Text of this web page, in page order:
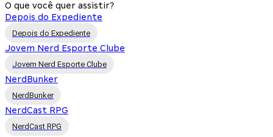
O que você quer assistir?
Depois do Expediente
Depois do Expediente
Jovem Nerd Esporte Clube
Jovem Nerd Esporte Clube
NerdBunker
NerdBunker
NerdCast RPG
NerdCast RPG